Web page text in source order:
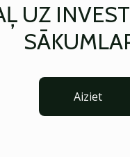
UZ
Aiziet